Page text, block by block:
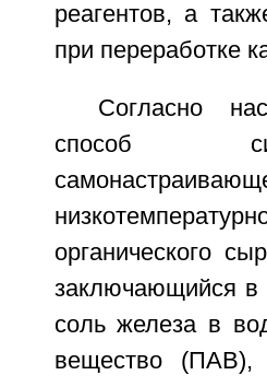
реагентов, а
при переработке
Согласно
способ
органического
заключающийся в
соль железа в
вещество (ПАВ),